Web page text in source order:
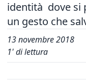
identità dove si
un gesto che
13 novembre 2018
1' di lettura